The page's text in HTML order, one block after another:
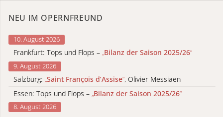
NEU IM OPERNFREUND
10. August 2026
Frankfurt: Tops und Flops – „Bilanz der Saison 2025/26“
9. August 2026
Salzburg: „Saint François d’Assise“, Olivier Messiaen
Essen: Tops und Flops – „Bilanz der Saison 2025/26“
8. August 2026